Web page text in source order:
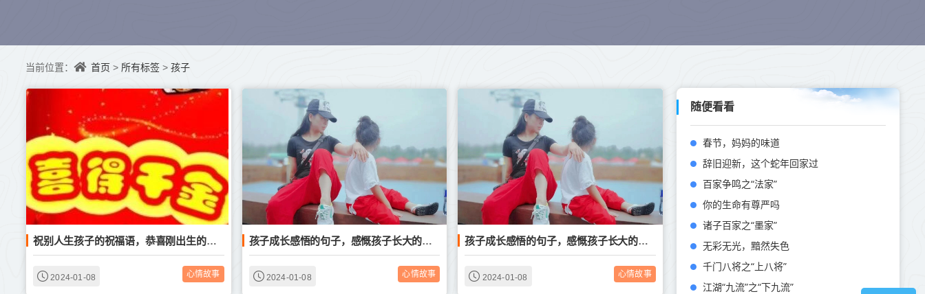
当前位置： 首页 > 所有标签 > 孩子
祝别人生孩子的祝福语，恭喜刚出生的宝宝句子
2024-01-08 心情故事
孩子成长感悟的句子，感慨孩子长大的文案
2024-01-08 心情故事
孩子成长感悟的句子，感慨孩子长大的文案
2024-01-08 心情故事
随便看看
春节，妈妈的味道
辞旧迎新，这个蛇年回家过
百家争鸣之“法家”
你的生命有尊严吗
诸子百家之“墨家”
无彩无光，黯然失色
千门八将之“上八将”
江湖“九流”之“下九流”